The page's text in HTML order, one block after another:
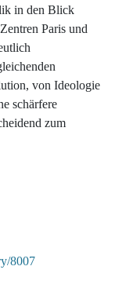
in den Blick
Paris und
von Ideologie
schärfere
zum
8007